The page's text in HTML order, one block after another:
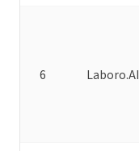
6 Laboro.AI